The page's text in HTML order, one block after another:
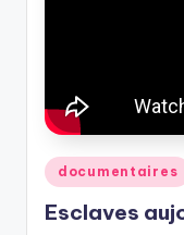
Posted
in
documentaires
Esclaves